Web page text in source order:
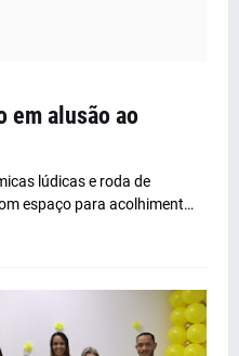
em alusão ao
lúdicas e roda de
espaço para acolhiment…